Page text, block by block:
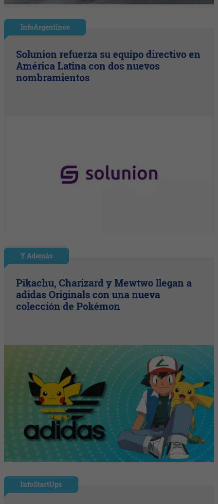
InfoArgentinos
Solunion refuerza su equipo directivo en
América Latina con dos nuevos
nombramientos
Y Además
Pikachu, Charizard y Mewtwo llegan a
adidas Originals con una nueva
colección de Pokémon
InfoStartUps